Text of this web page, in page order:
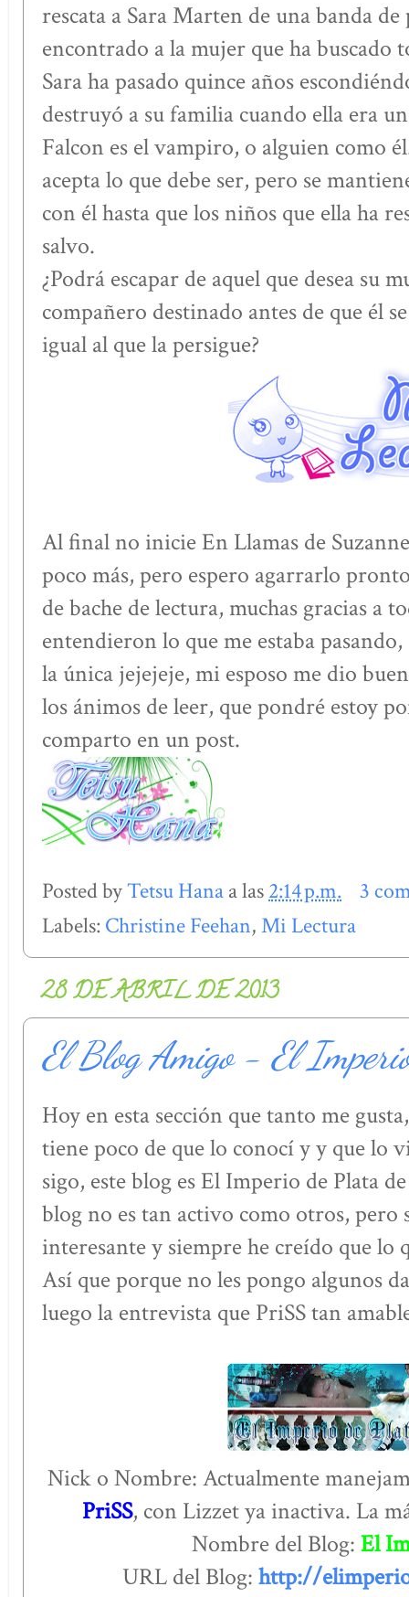
rescata a Sara Marten de una banda
encontrado a la mujer que ha buscado
Sara ha pasado quince años
destruyó a su familia cuando ella era
Falcon es el vampiro, o alguien como
acepta lo que debe ser, pero se
con él hasta que los niños que ella ha
salvo.
¿Podrá escapar de aquel que desea su
compañero destinado antes de que él
igual al que la persigue?
Al final no inicie En Llamas de
poco más, pero espero agarrarlo
de bache de lectura, muchas gracias a
entendieron lo que me estaba
la única jejejeje, mi esposo me dio
los ánimos de leer, que pondré estoy
comparto en un post.
Posted byTetsu Hanaa las2:14 p.m.
3
Labels: Christine Feehan,Mi Lectura
28 DE ABRIL DE 2013
El Blog Amigo - El
Hoy en esta sección que tanto me
tiene poco de que lo conocí y y que lo
sigo, este blog es El Imperio de Plata
blog no es tan activo como otros, pero
interesante y siempre he creído que lo
Así que porque no les pongo algunos
luego la entrevista que PriSS tan
Nick o Nombre: Actualmente
PriSS, con Lizzet ya inactiva. La
Nombre del Blog: El
URL del Blog: http://